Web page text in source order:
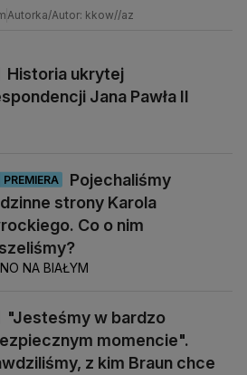
Autorka/Autor: kkow//az
Historia ukrytej
Jana Pawła II
PREMIERA
Pojechaliśmy
strony Karola
Co o nim
NA BIAŁYM
"Jesteśmy w bardzo
momencie".
z kim Braun chce